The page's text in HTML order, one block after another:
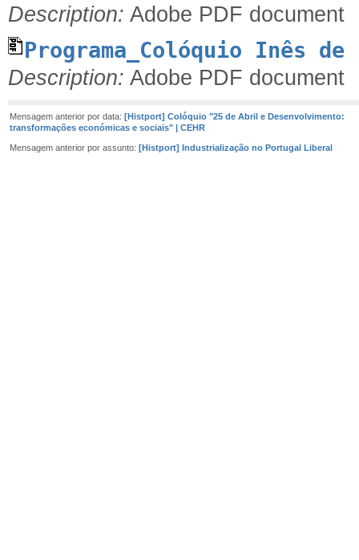
Description: Adobe PDF document
Programa_Colóquio Inês
Description: Adobe PDF document
Mensagem anterior por data: [Histport] Colóquio "25 de Abril e Desenvolvimento:
transformações económicas e sociais" | CEHR
Mensagem anterior por assunto: [Histport] Industrialização no Portugal Liberal